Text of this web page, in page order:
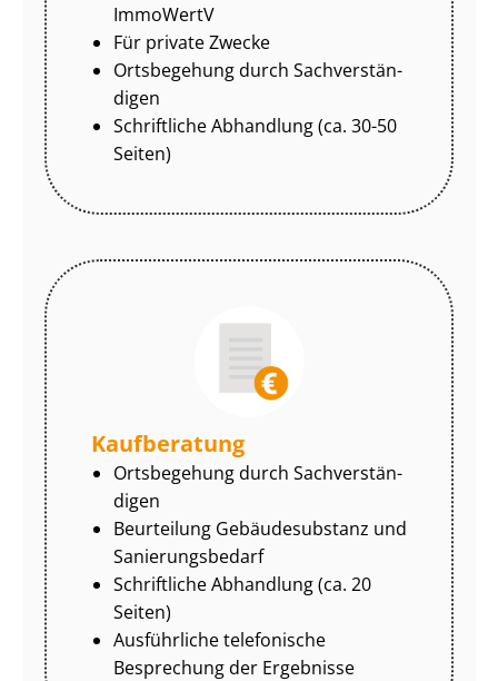
ImmoWertV
Für private Zwecke
Ortsbegehung durch Sach­ver­stän­
di­gen
Schriftliche Abhandlung (ca. 30-50
Seiten)
Kaufberatung
Ortsbegehung durch Sach­ver­stän­
di­gen
Beurteilung Gebäudesubstanz und
Sa­nie­rungs­be­darf
Schriftliche Abhandlung (ca. 20
Seiten)
Ausführliche telefonische
Besprechung der Ergebnisse